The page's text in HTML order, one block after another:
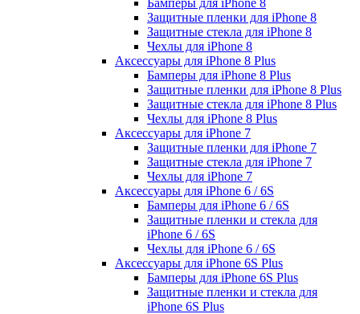
Защитные пленки для iPhone 8
Защитные стекла для iPhone 8
Чехлы для iPhone 8
Аксессуары для iPhone 8 Plus
Бамперы для iPhone 8 Plus
Защитные пленки для iPhone 8 Plus
Защитные стекла для iPhone 8 Plus
Чехлы для iPhone 8 Plus
Аксессуары для iPhone 7
Защитные пленки для iPhone 7
Защитные стекла для iPhone 7
Чехлы для iPhone 7
Аксессуары для iPhone 6 / 6S
Бамперы для iPhone 6 / 6S
Защитные пленки и стекла для
iPhone 6 / 6S
Чехлы для iPhone 6 / 6S
Аксессуары для iPhone 6S Plus
Бамперы для iPhone 6S Plus
Защитные пленки и стекла для
iPhone 6S Plus